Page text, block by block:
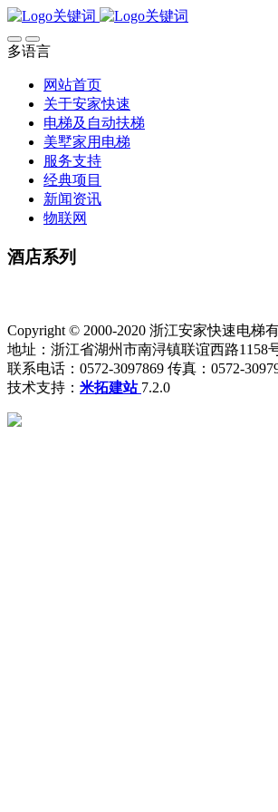
多语言
网站首页
关于安家快速
电梯及自动扶梯
美墅家用电梯
服务支持
经典项目
新闻资讯
物联网
酒店系列
Copyright © 2000-2020 浙江安家快速电梯
地址：浙江省湖州市南浔镇联谊西路1158
联系电话：0572-3097869 传真：0572-
技术支持： 米拓建站 7.2.0